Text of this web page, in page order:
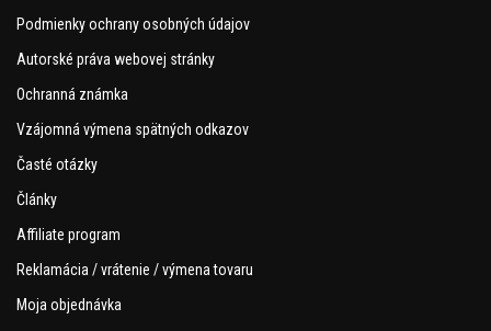
Podmienky ochrany osobných údajov
Autorské práva webovej stránky
Ochranná známka
Vzájomná výmena spätných odkazov
Časté otázky
Články
Affiliate program
Reklamácia / vrátenie / výmena tovaru
Moja objednávka